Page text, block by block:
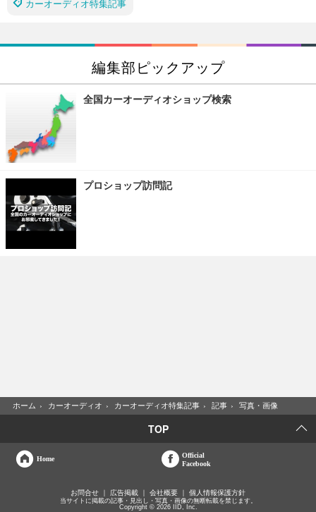
カーオーディオ特集記事
編集部ピックアップ
全国カーオーディオショップ検索
プロショップ訪問記
ホーム › カーオーディオ › カーオーディオ特集記事 › 記事 › 写真・画像
TOP
Home
Official
Facebook
お問合せ 広告掲載 会社概要 個人情報保護方針
当サイトに掲載の記事・見出し・写真・画像の無断転載を禁じます。
Copyright © 2026 IID, Inc.